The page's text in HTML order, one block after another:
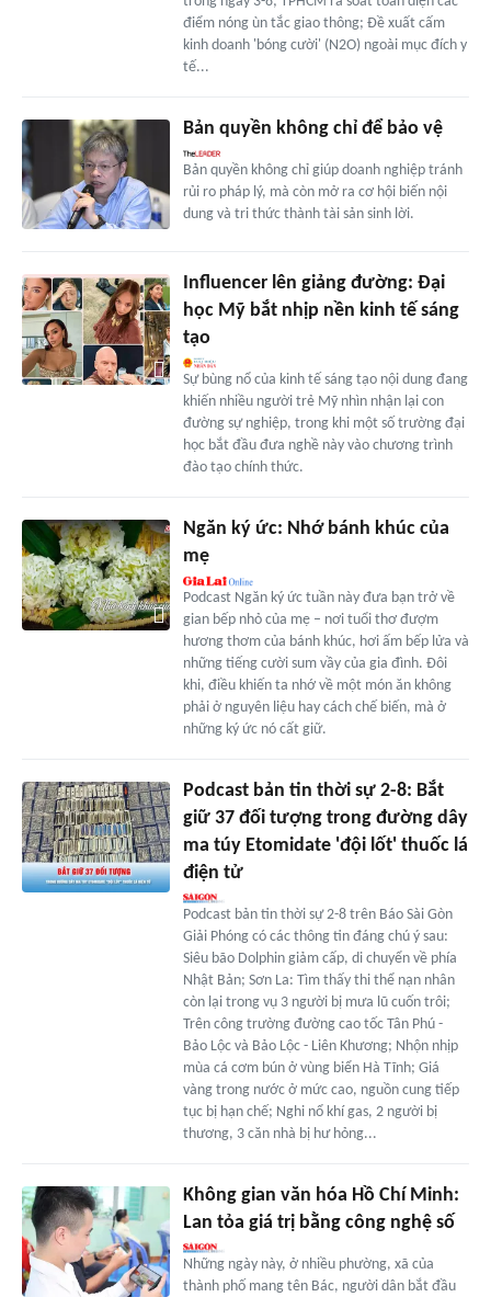
điểm nóng ùn tắc giao thông; Đề xuất cấm
kinh doanh 'bóng cười' (N2O) ngoài mục đích y
tế...
Bản quyền không chỉ để bảo vệ
Bản quyền không chỉ giúp doanh nghiệp tránh
rủi ro pháp lý, mà còn mở ra cơ hội biến nội
dung và tri thức thành tài sản sinh lời.
Influencer lên giảng đường: Đại
học Mỹ bắt nhịp nền kinh tế sáng
tạo
Sự bùng nổ của kinh tế sáng tạo nội dung đang
khiến nhiều người trẻ Mỹ nhìn nhận lại con
đường sự nghiệp, trong khi một số trường đại
học bắt đầu đưa nghề này vào chương trình
đào tạo chính thức.
Ngăn ký ức: Nhớ bánh khúc của
mẹ
Podcast Ngăn ký ức tuần này đưa bạn trở về
gian bếp nhỏ của mẹ – nơi tuổi thơ đượm
hương thơm của bánh khúc, hơi ấm bếp lửa và
những tiếng cười sum vầy của gia đình. Đôi
khi, điều khiến ta nhớ về một món ăn không
phải ở nguyên liệu hay cách chế biến, mà ở
những ký ức nó cất giữ.
Podcast bản tin thời sự 2-8: Bắt
giữ 37 đối tượng trong đường dây
ma túy Etomidate 'đội lốt' thuốc lá
điện tử
Podcast bản tin thời sự 2-8 trên Báo Sài Gòn
Giải Phóng có các thông tin đáng chú ý sau:
Siêu bão Dolphin giảm cấp, di chuyển về phía
Nhật Bản; Sơn La: Tìm thấy thi thể nạn nhân
còn lại trong vụ 3 người bị mưa lũ cuốn trôi;
Trên công trường đường cao tốc Tân Phú -
Bảo Lộc và Bảo Lộc - Liên Khương; Nhộn nhịp
mùa cá cơm bún ở vùng biển Hà Tĩnh; Giá
vàng trong nước ở mức cao, nguồn cung tiếp
tục bị hạn chế; Nghi nổ khí gas, 2 người bị
thương, 3 căn nhà bị hư hỏng...
Không gian văn hóa Hồ Chí Minh:
Lan tỏa giá trị bằng công nghệ số
Những ngày này, ở nhiều phường, xã của
thành phố mang tên Bác, người dân bắt đầu